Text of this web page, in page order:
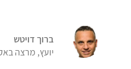
ברוך דויטש
יועץ, מרצה